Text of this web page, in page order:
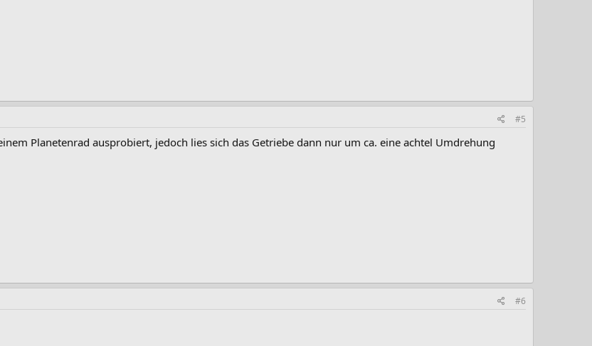
#5
Planetenrad ausprobiert, jedoch lies sich das Getriebe dann nur um ca. eine achtel Umdrehung
#6